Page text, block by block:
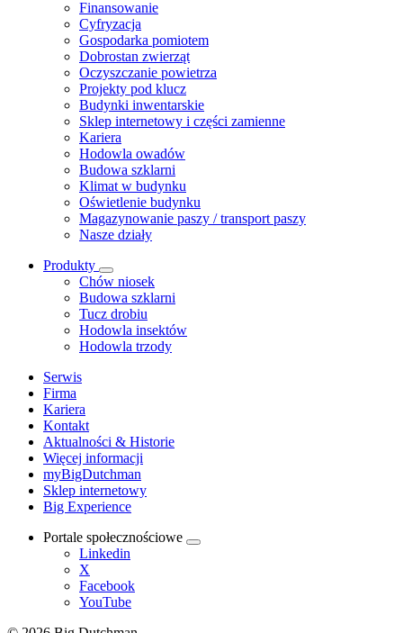
Finansowanie
Cyfryzacja
Gospodarka pomiotem
Dobrostan zwierząt
Oczyszczanie powietrza
Projekty pod klucz
Budynki inwentarskie
Sklep internetowy i części zamienne
Kariera
Hodowla owadów
Budowa szklarni
Klimat w budynku
Oświetlenie budynku
Magazynowanie paszy / transport paszy
Nasze działy
Produkty
Chów niosek
Budowa szklarni
Tucz drobiu
Hodowla insektów
Hodowla trzody
Serwis
Firma
Kariera
Kontakt
Aktualności & Historie
Więcej informacji
myBigDutchman
Sklep internetowy
Big Experience
Portale społecznościowe
Linkedin
X
Facebook
YouTube